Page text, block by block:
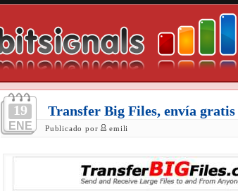
19
ENE
Transfer Big Files, envía
Publicado por emili